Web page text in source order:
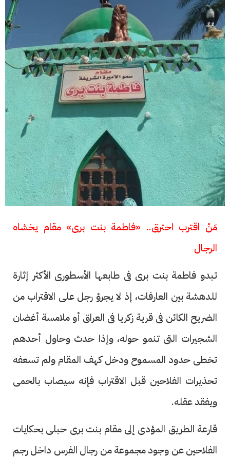
مَنْ اقترب احترق.. «فاطمة بنت برى» مقام يخشاه
الرجال
تبدو فاطمة بنت برى فى طابعها الأسطورى الأكثر إثارة
للدهشة بين العارفات، إذ لا يجرؤ رجل على الاقتراب من
الضريح الكائن فى قرية زكريا فى العراق أو ملامسة أغضان
الشجيرات التى تنمو حوله، وإذا حدث وحاول أحدهم
تخطى حدود المسموح ودخل كهف المقام ولم تسعفه
تحذيرات الفلاحين قبل الاقتراب فإنه سيصاب بالحمى
ويفقد عقله.
قارعة الطريق المؤدى إلى مقام بنت برى حبلى بحكايات
الفلاحين عن وجود مجموعة من رجال الفرس داخل رجم